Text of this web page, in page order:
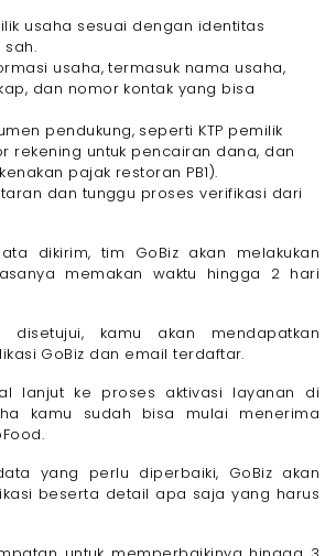
usaha sesuai dengan identitas
sah.
usaha, termasuk nama usaha,
dan nomor kontak yang bisa
pendukung, seperti KTP pemilik
rekening untuk pencairan dana, dan
pajak restoran PB1).
dan tunggu proses verifikasi dari
dikirim, tim GoBiz akan melakukan
memakan waktu hingga 2 hari
disetujui, kamu akan mendapatkan
GoBiz dan email terdaftar.
lanjut ke proses aktivasi layanan di
kamu sudah bisa mulai menerima
yang perlu diperbaiki, GoBiz akan
beserta detail apa saja yang harus